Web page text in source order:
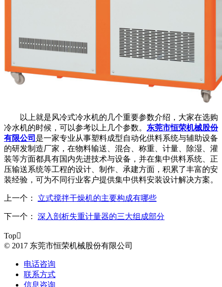
以上就是风冷式冷水机的几个重要参数介绍，大家在选购
冷水机的时候，可以参考以上几个参数。 东莞市恒荣机械股份
有限公司 是一家专业从事塑料成型自动化供料系统与辅助设备
的研发制造厂家，在物料输送、混合、称重、计量、除湿、灌
装等方面都具有国内先进技术与设备，并在集中供料系统、正
压输送系统等工程的设计、制作、承建方面，积累了丰富的安
装经验，可为不同行业客户提供集中供料安装设计解决方案。
上一个： 立式搅拌干燥机的主要构成有哪些
下一个： 深入剖析失重计量器的三大组成部分
Top
© 2017 东莞市恒荣机械股份有限公司
电话咨询
联系方式
信息咨询